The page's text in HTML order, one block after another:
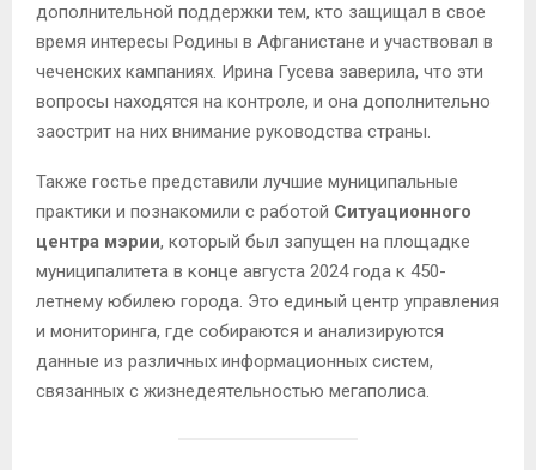
дополнительной поддержки тем, кто защищал в свое
время интересы Родины в Афганистане и участвовал в
чеченских кампаниях. Ирина Гусева заверила, что эти
вопросы находятся на контроле, и она дополнительно
заострит на них внимание руководства страны.
Также гостье представили лучшие муниципальные
практики и познакомили с работой Ситуационного
центра мэрии, который был запущен на площадке
муниципалитета в конце августа 2024 года к 450-
летнему юбилею города. Это единый центр управления
и мониторинга, где собираются и анализируются
данные из различных информационных систем,
связанных с жизнедеятельностью мегаполиса.